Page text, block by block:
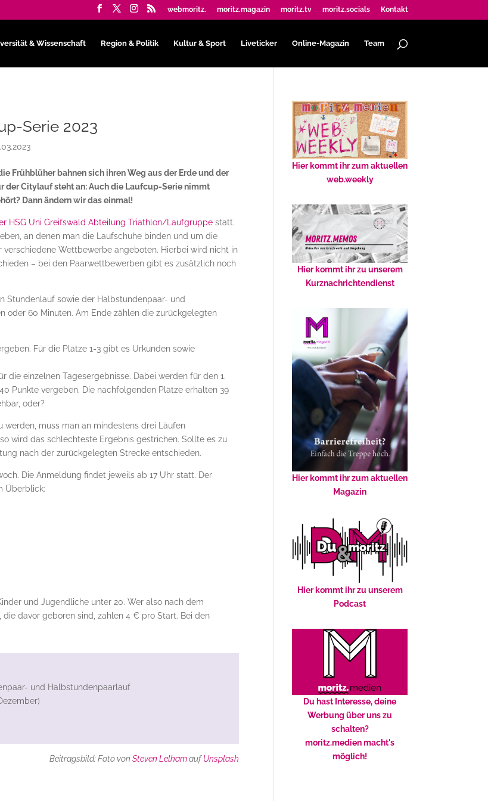
webmoritz. moritz.magazin moritz.tv moritz.socials Kontakt
& Wissenschaft Region & Politik Kultur & Sport Liveticker Online-Magazin Team
Serie 2023
Frühblüher bahnen sich ihren Weg aus der Erde und der
der Citylauf steht an: Auch die Laufcup-Serie nimmt
Dann ändern wir das einmal!
HSG Uni Greifswald Abteilung Triathlon/Laufgruppe statt.
an denen man die Laufschuhe binden und um die
Wettbewerbe angeboten. Hierbei wird nicht in
– bei den Paarwettbewerben gibt es zusätzlich noch
Stundenlauf sowie der Halbstundenpaar- und
oder 60 Minuten. Am Ende zählen die zurückgelegten
Für die Plätze 1-3 gibt es Urkunden sowie
die einzelnen Tagesergebnisse. Dabei werden für den 1.
Punkte vergeben. Die nachfolgenden Plätze erhalten 39
oder?
muss man an mindestens drei Läufen
wird das schlechteste Ergebnis gestrichen. Sollte es zu
nach der zurückgelegten Strecke entschieden.
Die Anmeldung findet jeweils ab 17 Uhr statt. Der
Überblick:
und Jugendliche unter 20. Wer also nach dem
davor geboren sind, zahlen 4 € pro Start. Bei den
und Halbstundenpaarlauf
Beitragsbild: Foto vonSteven LelhamaufUnsplash
Hier kommt ihr zum aktuellen
web.weekly
Hier kommt ihr zu unserem
Kurznachrichtendienst
Hier kommt ihr zum aktuellen
Magazin
Hier kommt ihr zu unserem
Podcast
Du hast Interesse, deine
Werbung über uns zu
schalten?
moritz.medien macht's
möglich!